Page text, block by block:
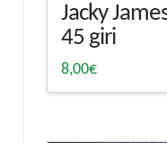
Jacky
45 giri
8,00€